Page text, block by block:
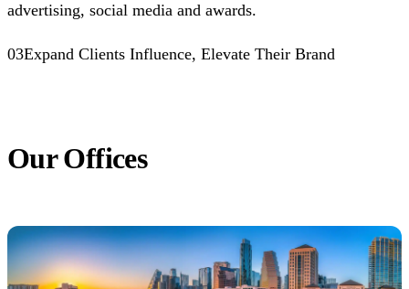
advertising, social media and awards.
03Expand Clients Influence, Elevate Their Brand
Our Offices